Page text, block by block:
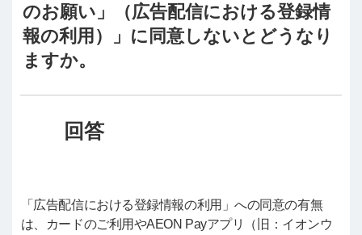
のお願い」（広告配信における登録情
報の利用）」に同意しないとどうなり
ますか。
「広告配信における登録情報の利用」への同意の有無
は、カードのご利用やAEON Payアプリ（旧：イオンウ